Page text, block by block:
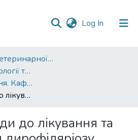
Log In (current)
Факультет ветеринарної медицини
Кафедра паразитології та ветеринарно-санітарної експертизи
Друковані видання. Кафедра паразитології та ветеринарно-санітарної експертизи
Сучасні підходи до лікування та профілактики дирофіляріозу собак, викликаного паразитуванням Dirofilaria immitis
до лікування та